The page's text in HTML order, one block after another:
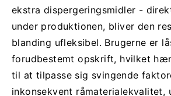
ekstra dispergeringsmidler -
under produktionen, bliver den
blanding ufleksibel. Brugerne er
forudbestemt opskrift, hvilket
til at tilpasse sig svingende
inkonsekvent råmaterialekvalitet,